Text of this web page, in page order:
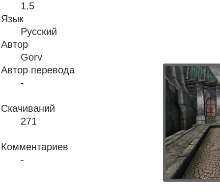
1.5
Язык
Русский
Автор
Gorv
Автор перевода
-
Скачиваний
271
Комментариев
-